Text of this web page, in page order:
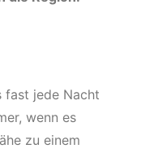
fast jede Nacht
wenn es
zu einem